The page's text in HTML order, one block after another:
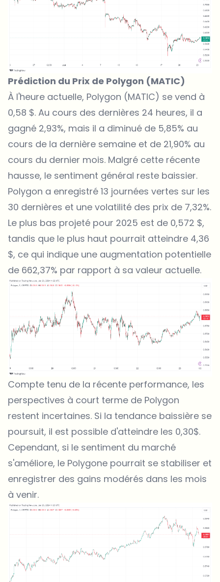
Prédiction du Prix de Polygon (MATIC)
À l'heure actuelle, Polygon (MATIC) se vend à
0,58 $. Au cours des dernières 24 heures, il a
gagné 2,93%, mais il a diminué de 5,85% au
cours de la dernière semaine et de 21,90% au
cours du dernier mois. Malgré cette récente
hausse, le sentiment général reste baissier.
Polygon a enregistré 13 journées vertes sur les
30 dernières et une volatilité des prix de 7,32%.
Le plus bas projeté pour 2025 est de 0,572 $,
tandis que le plus haut pourrait atteindre 4,36
$, ce qui indique une augmentation potentielle
de 662,37% par rapport à sa valeur actuelle.
Compte tenu de la récente performance, les
perspectives à court terme de Polygon
restent incertaines. Si la tendance baissière se
poursuit, il est possible d'atteindre les 0,30$.
Cependant, si le sentiment du marché
s'améliore, le Polygone pourrait se stabiliser et
enregistrer des gains modérés dans les mois
à venir.